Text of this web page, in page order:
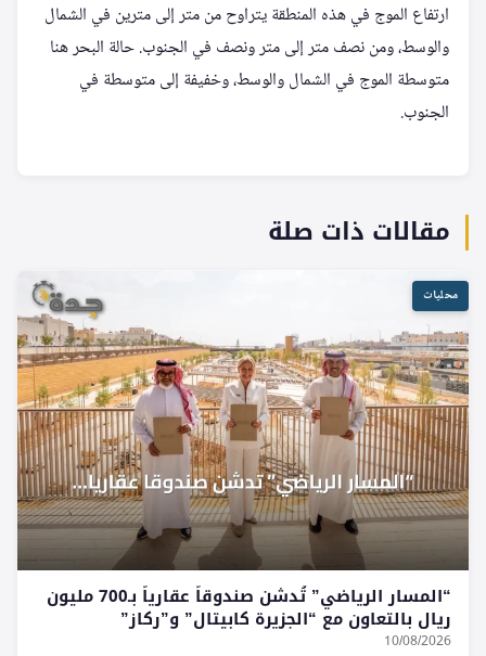
ارتفاع الموج في هذه المنطقة يتراوح من متر إلى مترين في الشمال
والوسط، ومن نصف متر إلى متر ونصف في الجنوب. حالة البحر هنا
متوسطة الموج في الشمال والوسط، وخفيفة إلى متوسطة في
الجنوب.
مقالات ذات صلة
محليات
“المسار الرياضي” تُدشن صندوقاً عقارياً بـ700 مليون
ريال بالتعاون مع “الجزيرة كابيتال” و”ركاز”
10/08/2026